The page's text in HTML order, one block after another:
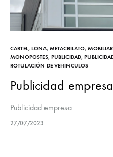
CARTEL, LONA, METACRILATO,
MONOPOSTES, PUBLICIDAD,
ROTULACIÓN DE VEHINCULOS
Publicidad empresa
Publicidad empresa
27/07/2023